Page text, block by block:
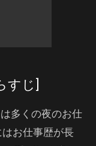
すじ]
多くの夜のお仕
お仕事歴が長